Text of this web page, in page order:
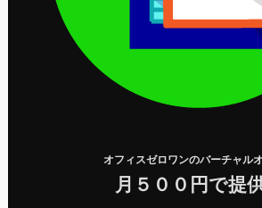
オフィスゼロワンのバーチャル
月５００円で提